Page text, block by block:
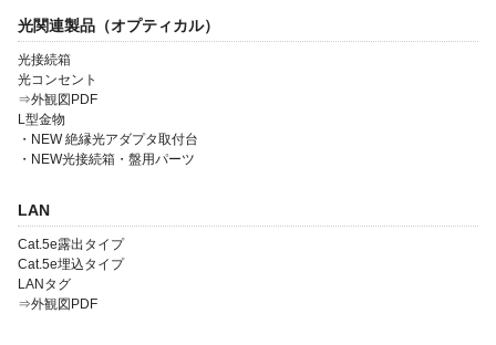
光関連製品（オプティカル）
光接続箱
光コンセント
⇒外観図PDF
L型金物
・NEW 絶縁光アダプタ取付台
・NEW光接続箱・盤用パーツ
LAN
Cat.5e露出タイプ
Cat.5e埋込タイプ
LANタグ
⇒外観図PDF